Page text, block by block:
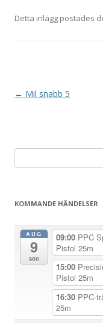
Detta inlägg postades
I
a
← Mil snabb 5
efter:
KOMMANDE HÄNDELSER
AUG
9
sön
09:00 PPC
Pistol 25m
15:00
Pistol 25m
16:30 PPC-
25m